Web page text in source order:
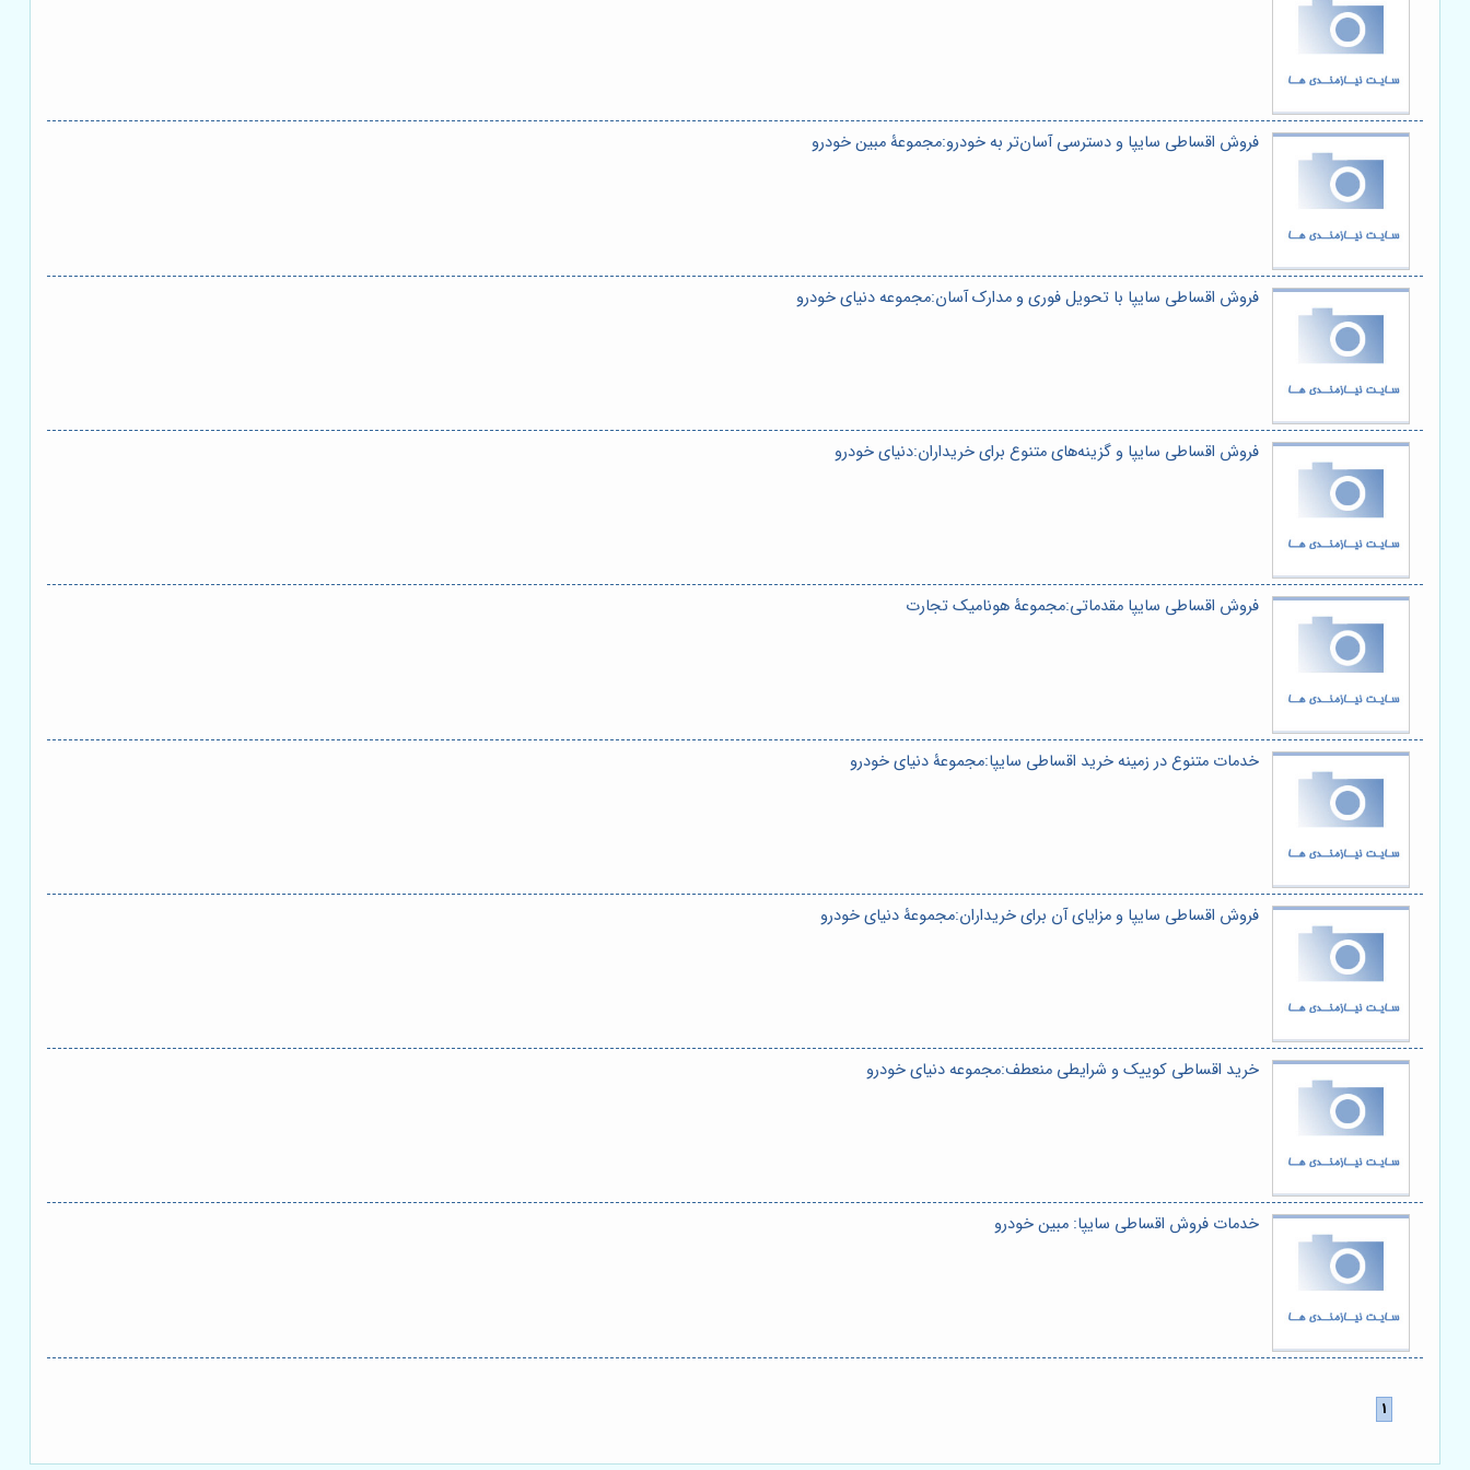
فروش اقساطی سایپا و دسترسی آسان‌تر به خودرو:مجموعۀ مبین خودرو
فروش اقساطی سایپا با تحویل فوری و مدارک آسان:مجموعه دنیای خودرو
فروش اقساطی سایپا و گزینه‌های متنوع برای خریداران:دنیای خودرو
فروش اقساطی سایپا مقدماتی:مجموعۀ هونامیک تجارت
خدمات متنوع در زمینه خرید اقساطی سایپا:مجموعۀ دنیای خودرو
فروش اقساطی سایپا و مزایای آن برای خریداران:مجموعۀ دنیای خودرو
خرید اقساطی کوییک و شرایطی منعطف:مجموعه دنیای خودرو
خدمات فروش اقساطی سایپا: مبین خودرو